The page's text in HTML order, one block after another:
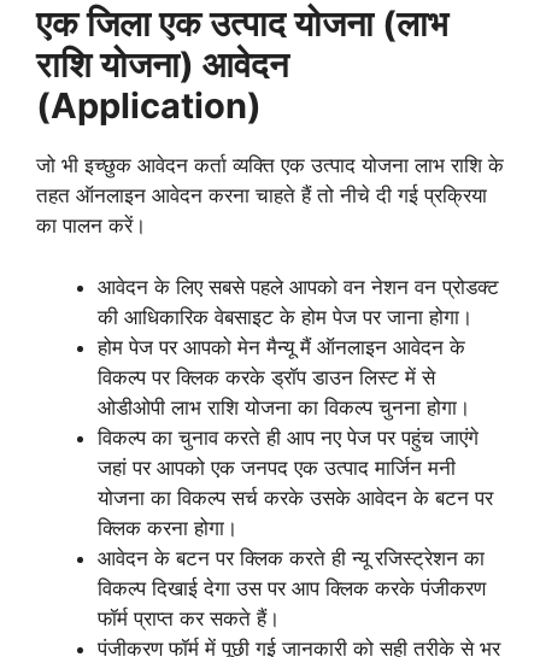
एक जिला एक उत्पाद योजना (लाभ
राशि योजना) आवेदन
(Application)
जो भी इच्छुक आवेदन कर्ता व्यक्ति एक उत्पाद योजना लाभ राशि के
तहत ऑनलाइन आवेदन करना चाहते हैं तो नीचे दी गई प्रक्रिया
का पालन करें।
आवेदन के लिए सबसे पहले आपको वन नेशन वन प्रोडक्ट
की आधिकारिक वेबसाइट के होम पेज पर जाना होगा।
होम पेज पर आपको मेन मैन्यू मैं ऑनलाइन आवेदन के
विकल्प पर क्लिक करके ड्रॉप डाउन लिस्ट में से
ओडीओपी लाभ राशि योजना का विकल्प चुनना होगा।
विकल्प का चुनाव करते ही आप नए पेज पर पहुंच जाएंगे
जहां पर आपको एक जनपद एक उत्पाद मार्जिन मनी
योजना का विकल्प सर्च करके उसके आवेदन के बटन पर
क्लिक करना होगा।
आवेदन के बटन पर क्लिक करते ही न्यू रजिस्ट्रेशन का
विकल्प दिखाई देगा उस पर आप क्लिक करके पंजीकरण
फॉर्म प्राप्त कर सकते हैं।
पंजीकरण फॉर्म में पूछी गई जानकारी को सही तरीके से भर